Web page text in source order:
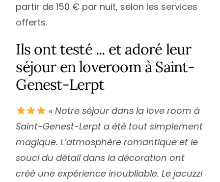
partir de 150 € par nuit, selon les services
offerts.
Ils ont testé ... et adoré leur
séjour en loveroom à Saint-
Genest-Lerpt
« Notre séjour dans la love room à
Saint-Genest-Lerpt a été tout simplement
magique. L’atmosphère romantique et le
souci du détail dans la décoration ont
créé une expérience inoubliable. Le jacuzzi